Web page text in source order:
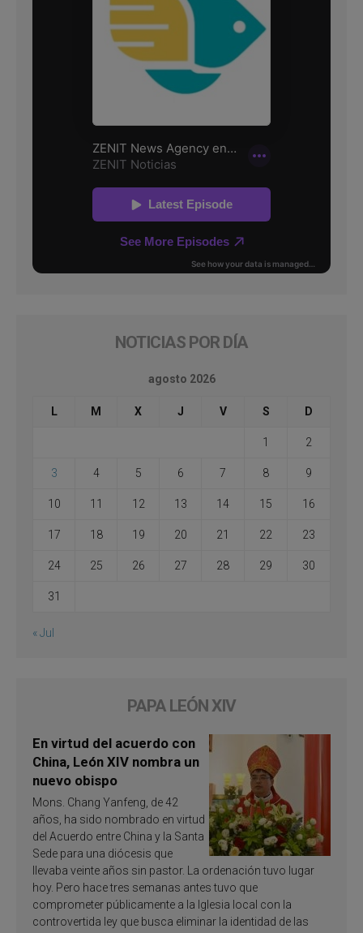
NOTICIAS POR DÍA
agosto 2026
L M X J V S D
1 2
3 4 5 6 7 8 9
10 11 12 13 14 15 16
17 18 19 20 21 22 23
24 25 26 27 28 29 30
31
« Jul
PAPA LEÓN XIV
En virtud del acuerdo con
China, León XIV nombra un
nuevo obispo
Mons. Chang Yanfeng, de 42
años, ha sido nombrado en virtud
del Acuerdo entre China y la Santa
Sede para una diócesis que
llevaba veinte años sin pastor. La ordenación tuvo lugar
hoy. Pero hace tres semanas antes tuvo que
comprometer públicamente a la Iglesia local con la
controvertida ley que busca eliminar la identidad de las